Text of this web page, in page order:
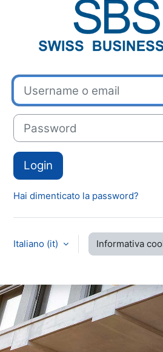
Username o email
Password
Login
Hai dimenticato la password?
Italiano ‎(it)‎ Informativa